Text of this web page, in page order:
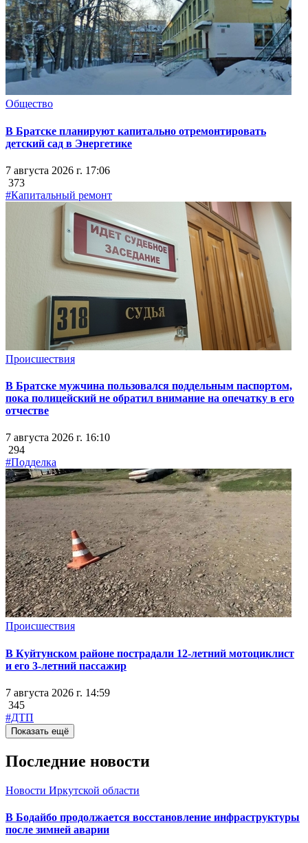
Общество
В Братске планируют капитально отремонтировать
детский сад в Энергетике
7 августа 2026 г. 17:06
373
#Капитальный ремонт
Происшествия
В Братске мужчина пользовался поддельным паспортом,
пока полицейский не обратил внимание на опечатку в его
отчестве
7 августа 2026 г. 16:10
294
#Подделка
Происшествия
В Куйтунском районе пострадали 12-летний мотоциклист
и его 3-летний пассажир
7 августа 2026 г. 14:59
345
#ДТП
Показать ещё
Последние новости
Новости Иркутской области
В Бодайбо продолжается восстановление инфраструктуры
после зимней аварии